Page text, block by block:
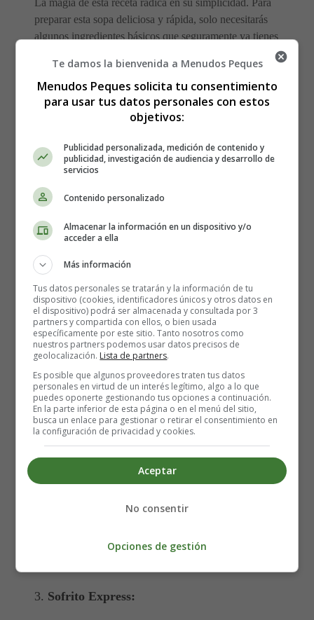
preparar esta sopa deliciosa y rápida, solo necesitarás
algunos ingredientes básicos que seguramente ya tienes
1 pechuga de pollo (puedes usar también restos de
pollo asado)
2 dientes de ajo 🧄
100 gramos de fideos (pueden ser de tu elección,
mayor rapidez!)
Caldo de pollo (puedes optar por caldo envasado o
preparar el tuyo con antelación)
Aceite de oliva 🫒
Paso a Paso: Sencillo y Sin
Complicaciones 🔄
1.Preparación de Ingredientes:
Comencemos pelando y cortando la zanahoria, la cebolla
y los dientes de ajo. No te preocupes por la perfección,
Cocción del Pollo:
En una olla grande, añade un chorrito de aceite de oliva y
ambos lados. Luego, retírala y córtala en trozos
3. Sofrito Express:
Te damos la bienvenida a Menudos Peques
Menudos Peques solicita tu consentimiento
para usar tus datos personales con estos
objetivos:
Publicidad personalizada, medición de contenido y
publicidad, investigación de audiencia y desarrollo de
servicios
Contenido personalizado
Almacenar la información en un dispositivo y/o
acceder a ella
Más información
Tus datos personales se tratarán y la información de tu
dispositivo (cookies, identificadores únicos y otros datos en
el dispositivo) podrá ser almacenada y consultada por 3
partners y compartida con ellos, o bien usada
específicamente por este sitio. Tanto nosotros como
nuestros partners podemos usar datos precisos de
geolocalización. Lista de partners.
Es posible que algunos proveedores traten tus datos
personales en virtud de un interés legítimo, algo a lo que
puedes oponerte gestionando tus opciones a continuación.
En la parte inferior de esta página o en el menú del sitio,
busca un enlace para gestionar o retirar el consentimiento en
la configuración de privacidad y cookies.
Aceptar
No consentir
Opciones de gestión